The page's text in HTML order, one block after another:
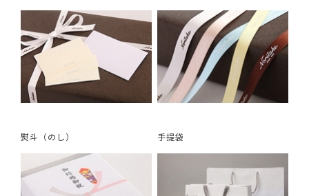
熨斗（のし） 手提袋